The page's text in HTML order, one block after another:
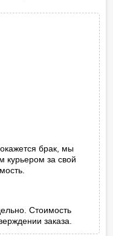
брак, мы
курьером за свой
Стоимость
заказа.